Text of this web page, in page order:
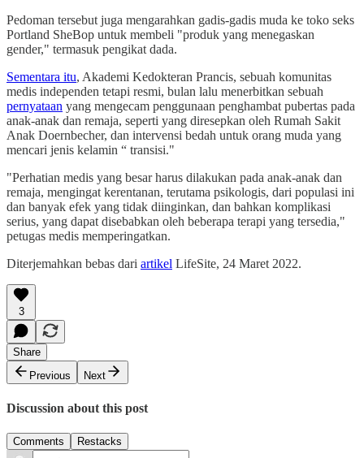
Pedoman tersebut juga mengarahkan gadis-gadis muda ke toko seks
Portland SheBop untuk membeli "produk yang menegaskan
gender," termasuk pengikat dada.
Sementara itu, Akademi Kedokteran Prancis, sebuah komunitas
medis independen tetapi resmi, bulan lalu menerbitkan sebuah
pernyataan yang mengecam penggunaan penghambat pubertas pada
anak-anak dan remaja, seperti yang diresepkan oleh Rumah Sakit
Anak Doernbecher, dan intervensi bedah untuk orang muda yang
mencari jenis kelamin “ transisi."
"Perhatian medis yang besar harus dilakukan pada anak-anak dan
remaja, mengingat kerentanan, terutama psikologis, dari populasi ini
dan banyak efek yang tidak diinginkan, dan bahkan komplikasi
serius, yang dapat disebabkan oleh beberapa terapi yang tersedia,"
petugas medis memperingatkan.
Diterjemahkan bebas dari artikel LifeSite, 24 Maret 2022.
3
Share
Previous
Next
Discussion about this post
Comments Restacks